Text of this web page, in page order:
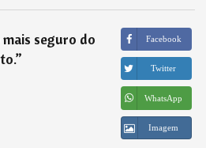
seguro do
”
Facebook
Twitter
WhatsApp
Imagem